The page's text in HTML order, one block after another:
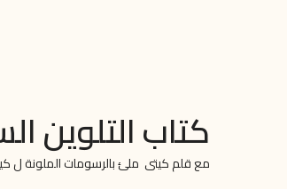
كتاب التلوين
مع قلم كيتى ملئ بالرسومات الملونة ل